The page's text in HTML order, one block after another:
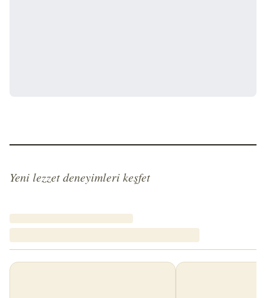
Yeni lezzet deneyimleri keşfet